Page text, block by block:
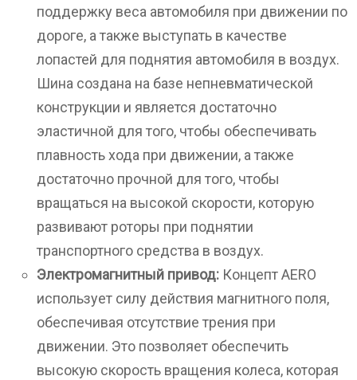
поддержку веса автомобиля при движении по
дороге, а также выступать в качестве
лопастей для поднятия автомобиля в воздух.
Шина создана на базе непневматической
конструкции и является достаточно
эластичной для того, чтобы обеспечивать
плавность хода при движении, а также
достаточно прочной для того, чтобы
вращаться на высокой скорости, которую
развивают роторы при поднятии
транспортного средства в воздух.
Электромагнитный привод: Концепт AERO
использует силу действия магнитного поля,
обеспечивая отсутствие трения при
движении. Это позволяет обеспечить
высокую скорость вращения колеса, которая